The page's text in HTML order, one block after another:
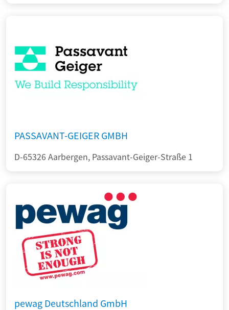
PASSAVANT-GEIGER GMBH
D-65326 Aarbergen, Passavant-Geiger-Straße 1
pewag Deutschland GmbH